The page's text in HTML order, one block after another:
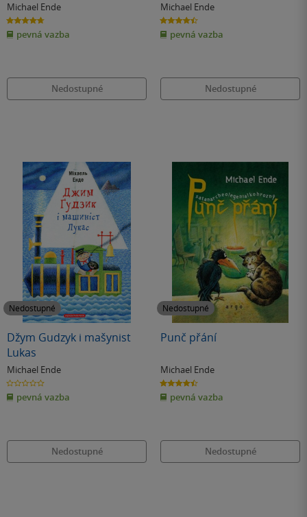
Michael Ende
4.7
z
5
hvězdiček
pevná vazba
Nedostupné
Michael Ende
4.5
z
5
hvězdiček
pevná vazba
Nedostupné
Nedostupné
Džym Gudzyk i mašynist
Lukas
Michael Ende
0.0
z
5
hvězdiček
pevná vazba
Nedostupné
Nedostupné
Punč přání
Michael Ende
4.5
z
5
hvězdiček
pevná vazba
Nedostupné